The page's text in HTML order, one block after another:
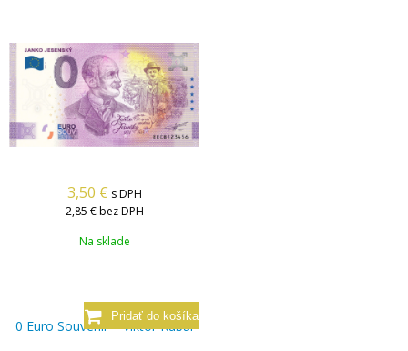
3,50 € s DPH
2,85 € bez DPH
Na sklade
0 Euro Souvenir – Viktor Kubal